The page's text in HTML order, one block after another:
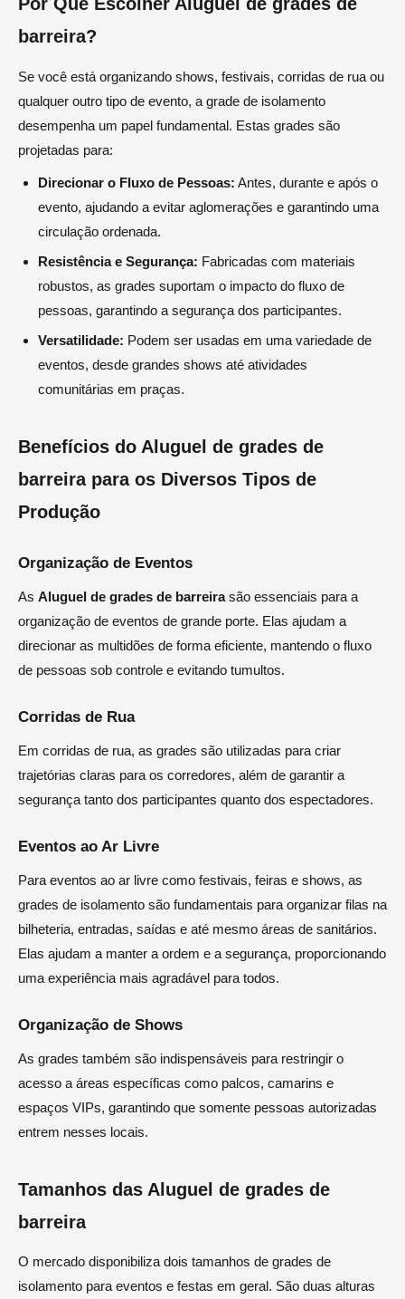
barreira?
Se você está organizando shows, festivais, corridas de rua ou
qualquer outro tipo de evento, a grade de isolamento
desempenha um papel fundamental. Estas grades são
projetadas para:
Direcionar o Fluxo de Pessoas: Antes, durante e após o
evento, ajudando a evitar aglomerações e garantindo uma
circulação ordenada.
Resistência e Segurança: Fabricadas com materiais
robustos, as grades suportam o impacto do fluxo de
pessoas, garantindo a segurança dos participantes.
Versatilidade: Podem ser usadas em uma variedade de
eventos, desde grandes shows até atividades
comunitárias em praças.
Benefícios do Aluguel de grades de
barreira para os Diversos Tipos de
Produção
Organização de Eventos
As Aluguel de grades de barreirasão essenciais para a
organização de eventos de grande porte. Elas ajudam a
direcionar as multidões de forma eficiente, mantendo o fluxo
de pessoas sob controle e evitando tumultos.
Corridas de Rua
Em corridas de rua, as grades são utilizadas para criar
trajetórias claras para os corredores, além de garantir a
segurança tanto dos participantes quanto dos espectadores.
Eventos ao Ar Livre
Para eventos ao ar livre como festivais, feiras e shows, as
grades de isolamento são fundamentais para organizar filas na
bilheteria, entradas, saídas e até mesmo áreas de sanitários.
Elas ajudam a manter a ordem e a segurança, proporcionando
uma experiência mais agradável para todos.
Organização de Shows
As grades também são indispensáveis para restringir o
acesso a áreas específicas como palcos, camarins e
espaços VIPs, garantindo que somente pessoas autorizadas
entrem nesses locais.
Tamanhos das Aluguel de grades de
barreira
O mercado disponibiliza dois tamanhos de grades de
isolamento para eventos e festas em geral. São duas alturas